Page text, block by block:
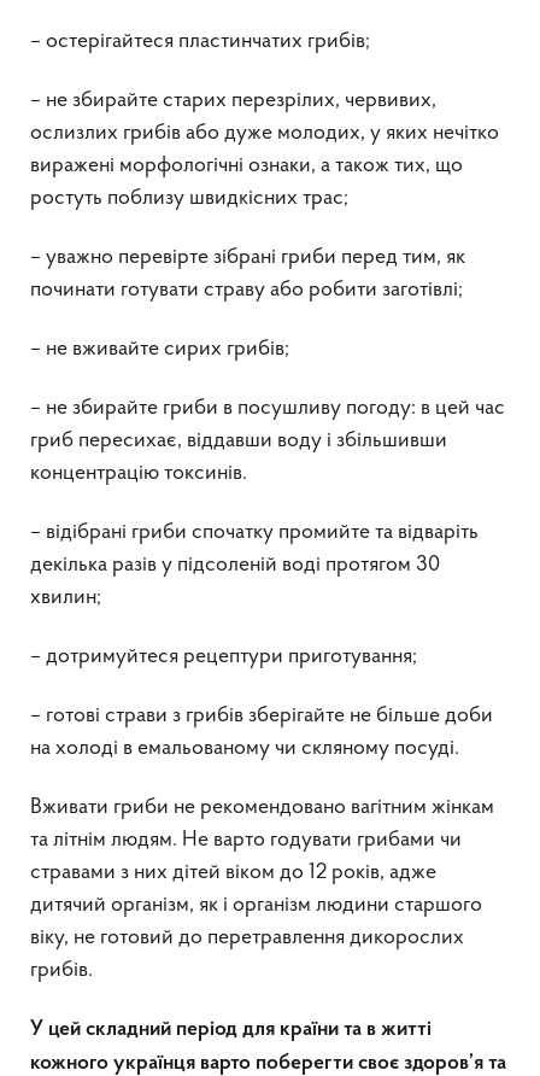
– остерігайтеся пластинчатих грибів;
– не збирайте старих перезрілих, червивих,
ослизлих грибів або дуже молодих, у яких нечітко
виражені морфологічні ознаки, а також тих, що
ростуть поблизу швидкісних трас;
– уважно перевірте зібрані гриби перед тим, як
починати готувати страву або робити заготівлі;
– не вживайте сирих грибів;
– не збирайте гриби в посушливу погоду: в цей час
гриб пересихає, віддавши воду і збільшивши
концентрацію токсинів.
– відібрані гриби спочатку промийте та відваріть
декілька разів у підсоленій воді протягом 30
хвилин;
– дотримуйтеся рецептури приготування;
– готові страви з грибів зберігайте не більше доби
на холоді в емальованому чи скляному посуді.
Вживати гриби не рекомендовано вагітним жінкам
та літнім людям. Не варто годувати грибами чи
стравами з них дітей віком до 12 років, адже
дитячий організм, як і організм людини старшого
віку, не готовий до перетравлення дикорослих
грибів.
У цей складний період для країни та в житті
кожного українця варто поберегти своє здоров’я та